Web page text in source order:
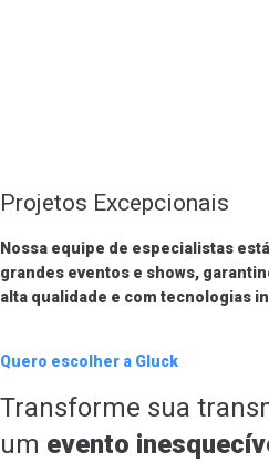
Projetos Excepcionais
Nossa equipe de especialistas
grandes eventos e shows,
alta qualidade e com tecnologias
Quero escolher a Gluck
Transforme sua
um evento